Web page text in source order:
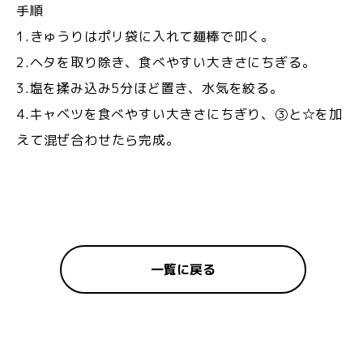
手順
1.きゅうりはポリ袋に入れて麺棒で叩く。
2.ヘタを取り除き、食べやすい大きさにちぎる。
3.塩を揉み込み5分ほど置き、水気を絞る。
4.キャベツを食べやすい大きさにちぎり、③と☆を加
えて混ぜ合わせたら完成。
一覧に戻る